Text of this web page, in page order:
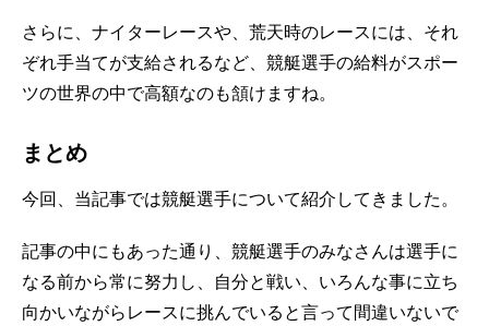
さらに、ナイターレースや、荒天時のレースには、それ
ぞれ手当てが支給されるなど、競艇選手の給料がスポー
ツの世界の中で高額なのも頷けますね。
まとめ
今回、当記事では競艇選手について紹介してきました。
記事の中にもあった通り、競艇選手のみなさんは選手に
なる前から常に努力し、自分と戦い、いろんな事に立ち
向かいながらレースに挑んでいると言って間違いないで